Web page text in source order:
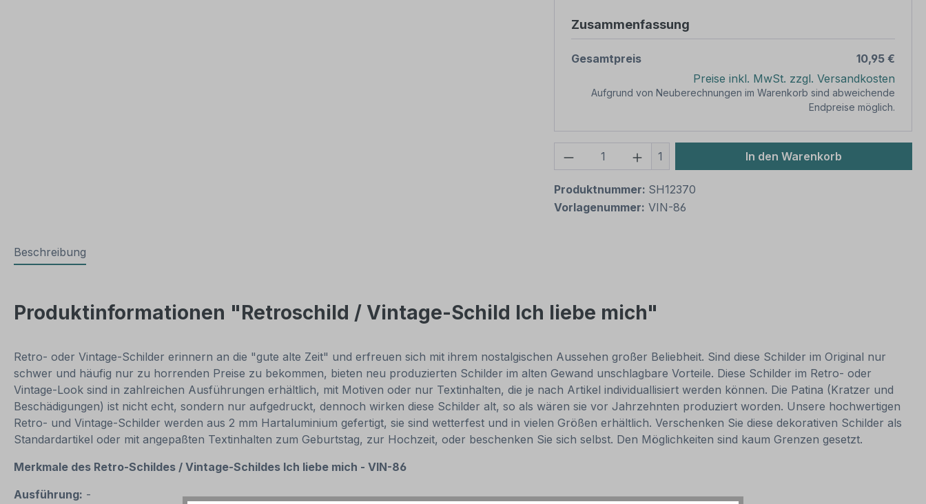
Zusammenfassung
Gesamtpreis
10,95 €
Preise inkl. MwSt. zzgl. Versandkosten
Aufgrund von Neuberechnungen im Warenkorb sind abweichende
Endpreise möglich.
Produkt Anzahl: Gib den gewünschten Wert
1 In den Warenkorb
Produktnummer: SH12370
Vorlagenummer: VIN-86
Beschreibung
Produktinformationen "Retroschild / Vintage-Schild Ich liebe mich"
Retro- oder Vintage-Schilder erinnern an die "gute alte Zeit" und erfreuen sich mit ihrem nostalgischen Aussehen großer Beliebheit. Sind diese Schilder im Original nur
schwer und häufig nur zu horrenden Preise zu bekommen, bieten neu produzierten Schilder im alten Gewand unschlagbare Vorteile. Diese Schilder im Retro- oder
Vintage-Look sind in zahlreichen Ausführungen erhältlich, mit Motiven oder nur Textinhalten, die je nach Artikel individuallisiert werden können. Die Patina (Kratzer und
Beschädigungen) ist nicht echt, sondern nur aufgedruckt, dennoch wirken diese Schilder alt, so als wären sie vor Jahrzehnten produziert worden. Unsere hochwertigen
Retro- und Vintage-Schilder werden aus 2 mm Hartaluminium gefertigt, sie sind wetterfest und in vielen Größen erhältlich. Verschenken Sie diese dekorativen Schilder als
Standardartikel oder mit angepaßten Textinhalten zum Geburtstag, zur Hochzeit, oder beschenken Sie sich selbst. Den Möglichkeiten sind kaum Grenzen gesetzt.
Merkmale des Retro-Schildes / Vintage-Schildes Ich liebe mich - VIN-86
Ausführung: -